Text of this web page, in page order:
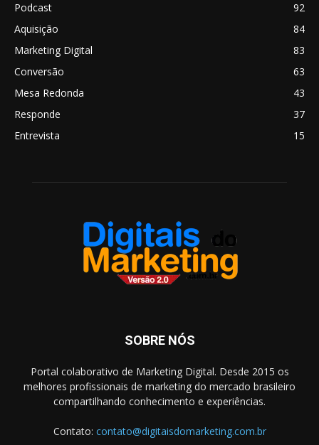
Podcast
92
Aquisição
84
Marketing Digital
83
Conversão
63
Mesa Redonda
43
Responde
37
Entrevista
15
SOBRE NÓS
Portal colaborativo de Marketing Digital. Desde 2015 os
melhores profissionais de marketing do mercado brasileiro
compartilhando conhecimento e experiências.
Contato: contato@digitaisdomarketing.com.br